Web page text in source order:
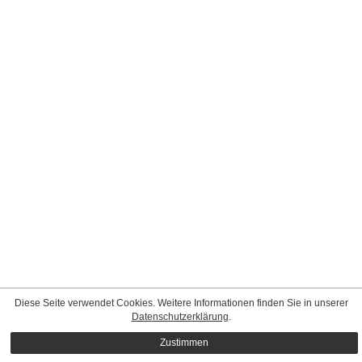
Diese Seite verwendet Cookies. Weitere Informationen finden Sie in unserer
Datenschutzerklärung.
Zustimmen